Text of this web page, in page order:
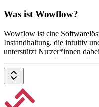
Was ist Wowflow?
Wowflow ist eine
Instandhaltung, die intuitiv
unterstützt Nutzer*innen
reduzieren und die Kontrolle
Ein kostenloser 14-Tage-Test
Anfrage beim Anbieter.